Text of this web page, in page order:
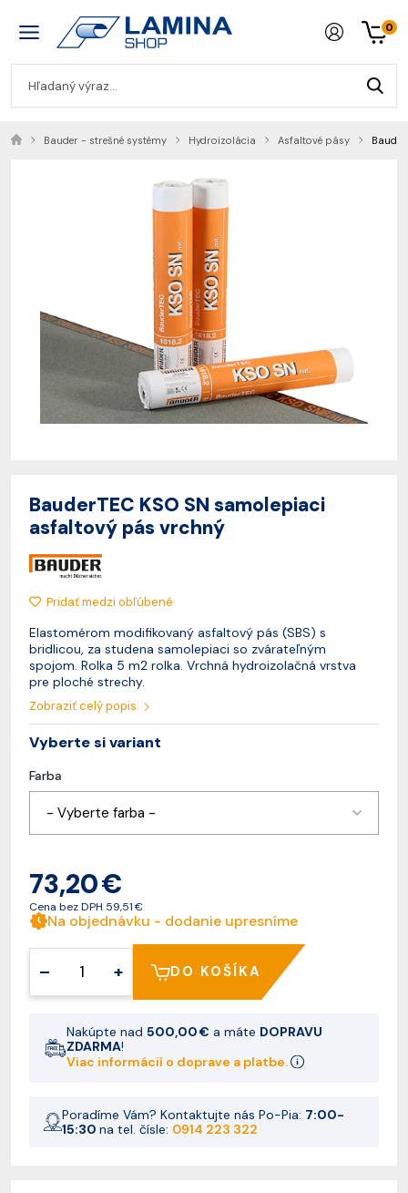
0
Bauder - strešné systémy Hydroizolácia Asfaltové pásy
BauderTEC KSO SN samolepiaci
asfaltový pás vrchný
Pridať medzi obľúbené
Elastomérom modifikovaný asfaltový pás (SBS) s
bridlicou, za studena samolepiaci so zvárateľným
spojom. Rolka 5 m2 rolka. Vrchná hydroizolačná vrstva
pre ploché strechy.
Zobraziť celý popis
Vyberte si variant
Farba
- Vyberte farba -
73,20 €
Cena bez DPH 59,51 €
Na objednávku - dodanie upresníme
– + DO KOŠÍKA
Nakúpte nad 500,00 € a máte DOPRAVU
ZDARMA!
Viac informácií o doprave a platbe.
Poradíme Vám? Kontaktujte nás Po-Pia: 7:00-
15:30 na tel. čísle: 0914 223 322